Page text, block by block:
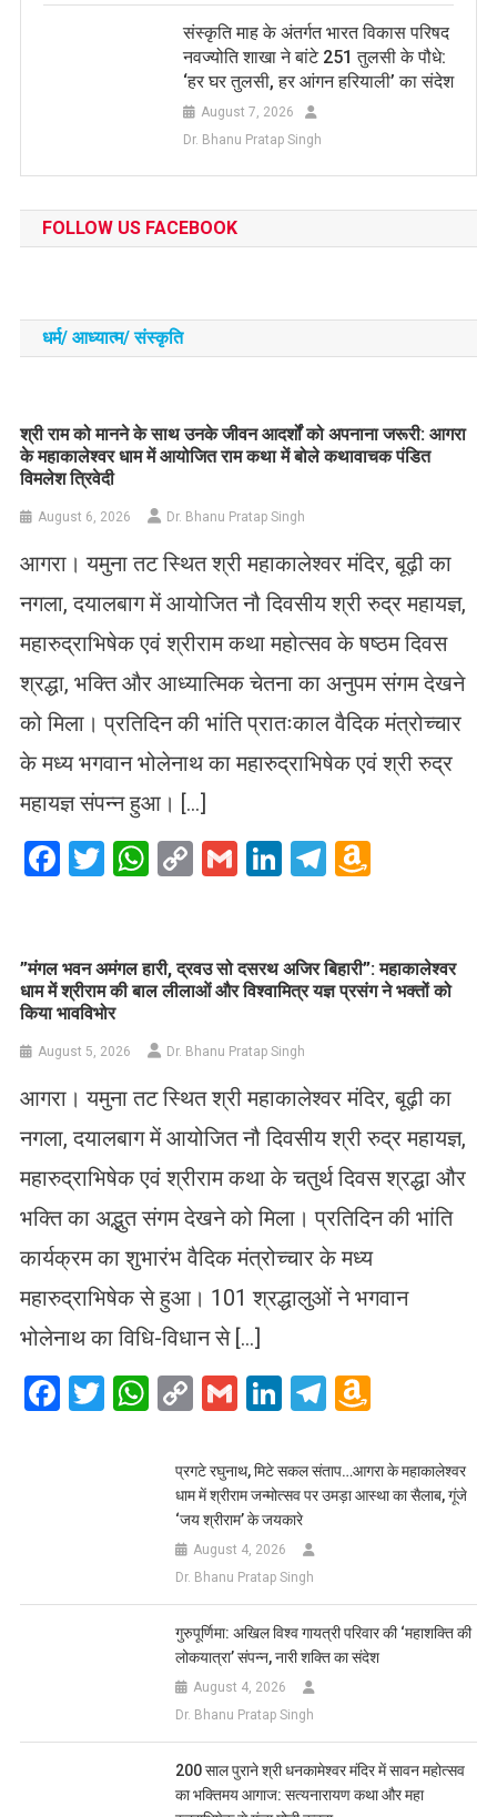
संस्कृति माह के अंतर्गत भारत विकास परिषद
नवज्योति शाखा ने बांटे 251 तुलसी के पौधे:
‘हर घर तुलसी, हर आंगन हरियाली’ का संदेश
August 7, 2026
Dr. Bhanu Pratap Singh
FOLLOW US FACEBOOK
धर्म/ आध्‍यात्‍म/ संस्‍कृति
​श्री राम को मानने के साथ उनके जीवन आदर्शों को अपनाना जरूरी: आगरा
के महाकालेश्वर धाम में आयोजित राम कथा में बोले कथावाचक पंडित
विमलेश त्रिवेदी
August 6, 2026 Dr. Bhanu Pratap Singh
आगरा। यमुना तट स्थित श्री महाकालेश्वर मंदिर, बूढ़ी का
नगला, दयालबाग में आयोजित नौ दिवसीय श्री रुद्र महायज्ञ,
महारुद्राभिषेक एवं श्रीराम कथा महोत्सव के षष्ठम दिवस
श्रद्धा, भक्ति और आध्यात्मिक चेतना का अनुपम संगम देखने
को मिला। प्रतिदिन की भांति प्रातःकाल वैदिक मंत्रोच्चार
के मध्य भगवान भोलेनाथ का महारुद्राभिषेक एवं श्री रुद्र
महायज्ञ संपन्न हुआ। […]
Facebook
Twitter
WhatsApp
CopyGmailLinkedIn
Telegram
​”मंगल भवन अमंगल हारी, द्रवउ सो दसरथ अजिर बिहारी”: महाकालेश्वर
धाम में श्रीराम की बाल लीलाओं और विश्वामित्र यज्ञ प्रसंग ने भक्तों को
किया भावविभोर
August 5, 2026 Dr. Bhanu Pratap Singh
आगरा। यमुना तट स्थित श्री महाकालेश्वर मंदिर, बूढ़ी का
नगला, दयालबाग में आयोजित नौ दिवसीय श्री रुद्र महायज्ञ,
महारुद्राभिषेक एवं श्रीराम कथा के चतुर्थ दिवस श्रद्धा और
भक्ति का अद्भुत संगम देखने को मिला। प्रतिदिन की भांति
कार्यक्रम का शुभारंभ वैदिक मंत्रोच्चार के मध्य
महारुद्राभिषेक से हुआ। 101 श्रद्धालुओं ने भगवान
भोलेनाथ का विधि-विधान से […]
Facebook
Twitter
WhatsApp
CopyGmailLinkedIn
Telegram
List
प्रगटे रघुनाथ, मिटे सकल संताप…आगरा के महाकालेश्वर
धाम में श्रीराम जन्मोत्सव पर उमड़ा आस्था का सैलाब, गूंजे
‘जय श्रीराम’ के जयकारे
August 4, 2026
Dr. Bhanu Pratap Singh
गुरुपूर्णिमा: अखिल विश्व गायत्री परिवार की ‘महाशक्ति की
लोकयात्रा’ संपन्न, नारी शक्ति का संदेश
August 4, 2026
Dr. Bhanu Pratap Singh
200 साल पुराने श्री धनकामेश्वर मंदिर में सावन महोत्सव
का भक्तिमय आगाज: सत्यनारायण कथा और महा